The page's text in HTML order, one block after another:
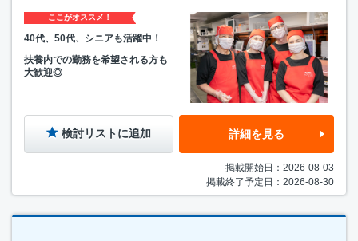
ここがオススメ！
40代、50代、シニアも活躍中！
扶養内での勤務を希望される方も
大歓迎◎
検討リストに追加 詳細を見る
掲載開始日：2026-08-03
掲載終了予定日：2026-08-30